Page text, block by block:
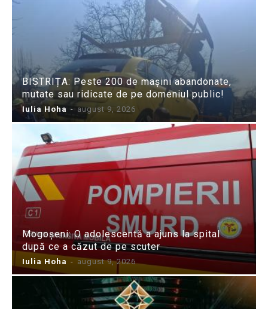
BISTRIȚA: Peste 200 de mașini abandonate,
mutate sau ridicate de pe domeniul public!
Iulia Hoha - august 9, 2026
Mogoșeni: O adolescentă a ajuns la spital
după ce a căzut de pe scuter
Iulia Hoha - august 9, 2026